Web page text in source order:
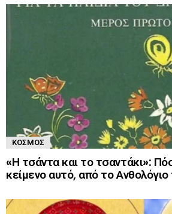
ΚΌΣΜΟΣ
«Η τσάντα και το τσαντάκι»:
κείμενο αυτό, από το